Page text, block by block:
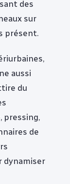
des
sur
présent.
aussi
du
pressing,
de
dynamiser